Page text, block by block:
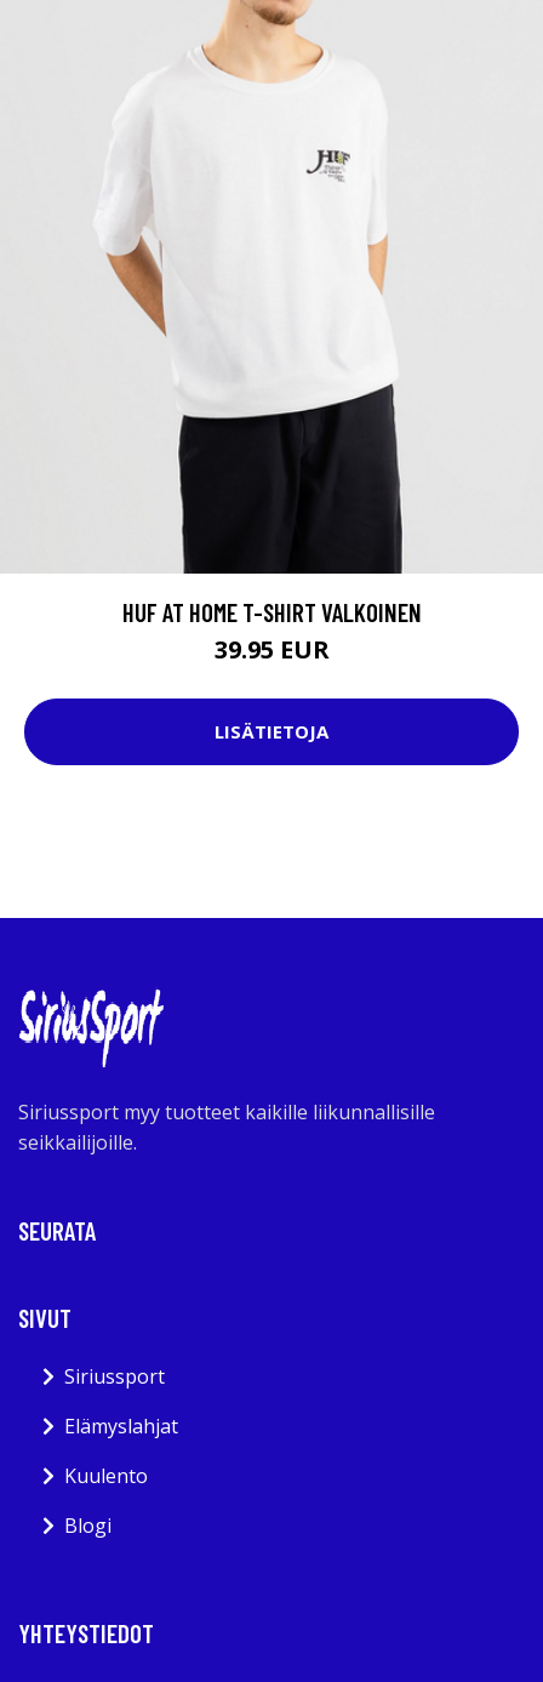
HUF AT HOME T-SHIRT VALKOINEN
39.95 EUR
LISÄTIETOJA
Siriussport myy tuotteet kaikille liikunnallisille
seikkailijoille.
SEURATA
SIVUT
Siriussport
Elämyslahjat
Kuulento
Blogi
YHTEYSTIEDOT